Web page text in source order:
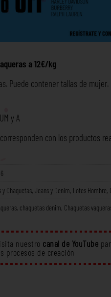
a 12€/kg
Puede contener tallas de mujer.
y A
con los productos
y Chaquetas, Jeans y Denim, Lotes Hombre,
, chaquetas denim, Chaquetas
nuestro canal de YouTube
procesos de creación